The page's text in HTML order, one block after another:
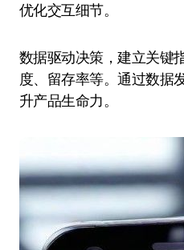
优化交互细节。
数据驱动决策，建立关键
度、留存率等。通过数据
升产品生命力。